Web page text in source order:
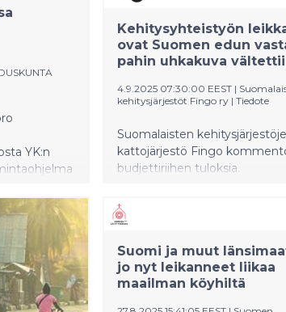
YK:n
Kehitysyhteistyön
ovat Suomen edun
pahin uhkakuva
4.9.2025 07:30:00 EEST |
kehitysjärjestöt Fingo ry | Tiedote
Suomalaisten
kattojärjestö Fingo
budjettiriihen tuloksia.
Suomi ja muut
jo nyt leikanneet liikaa
maailman köyhiltä